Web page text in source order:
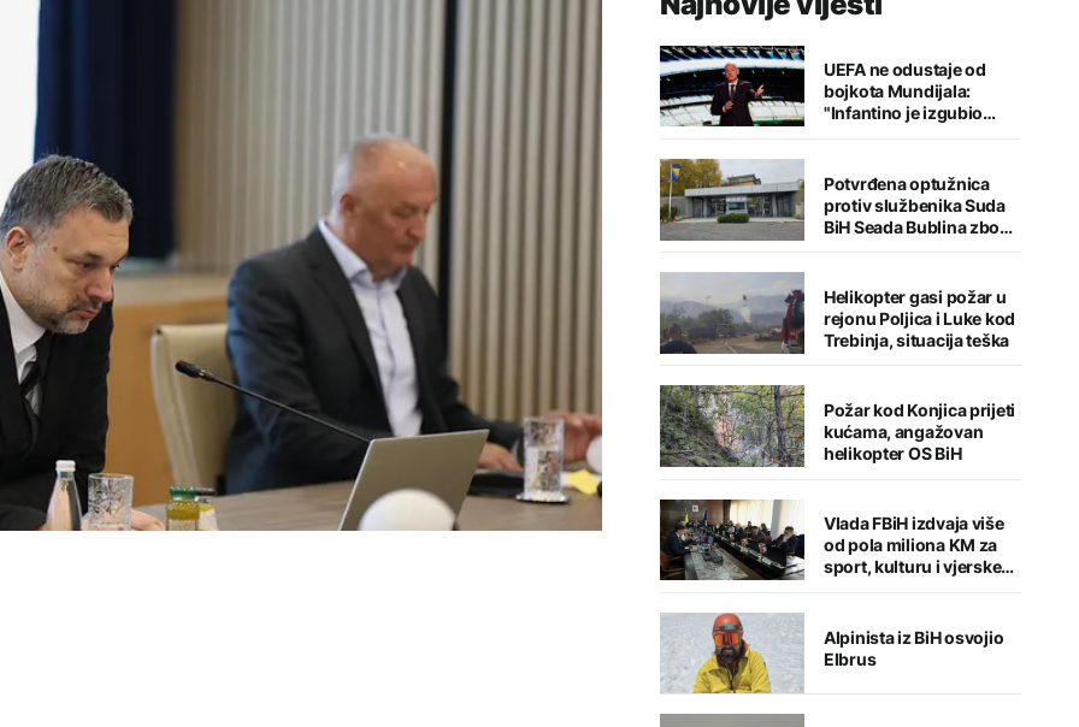
UEFA ne odustaje od
bojkota Mundijala:
"Infantino je izgubio
kredibilitet"
Potvrđena optužnica
protiv službenika Suda
BiH Seada Bublina zbog
pronevjere
Helikopter gasi požar u
rejonu Poljica i Luke kod
Trebinja, situacija teška
Požar kod Konjica prijeti
kućama, angažovan
helikopter OS BiH
Vlada FBiH izdvaja više
od pola miliona KM za
sport, kulturu i vjerske
institucije
Alpinista iz BiH osvojio
Elbrus